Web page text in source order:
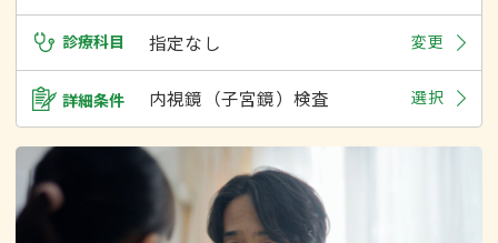
診療科目 指定なし 変更
詳細条件 内視鏡（子宮鏡）検査 選択